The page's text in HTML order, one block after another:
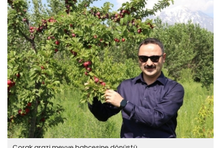
doğurdu.
Devamını Oku ->